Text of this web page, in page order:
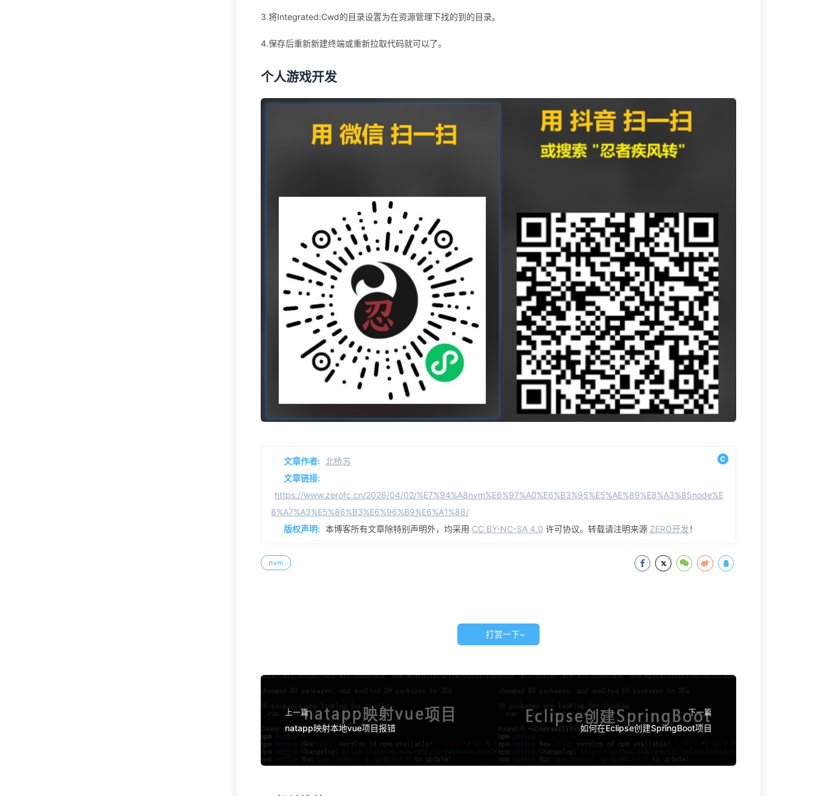
3.将Integrated:Cwd的目录设置为在资源管理下找的到的目录。
4.保存后重新新建终端或重新拉取代码就可以了。
个人游戏开发
文章作者: 北桥苏
文章链接:
https://www.zerofc.cn/2026/04/02/%E7%94%A8nvm%E6%97%A0%E6%B3%95%E5%AE%89%E8%A3%85node%E
8%A7%A3%E5%86%B3%E6%96%B9%E6%A1%88/
版权声明: 本博客所有文章除特别声明外，均采用 CC BY-NC-SA 4.0 许可协议。转载请注明来源 ZERO开发！
nvm
打赏一下~
上一篇
natapp映射本地vue项目报错
下一篇
如何在Eclipse创建SpringBoot项目